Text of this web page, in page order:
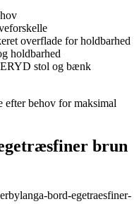
overflade for holdbarhed
holdbarhed
stol og bænk
behov for maksimal
brun
bord-egetraesfiner-